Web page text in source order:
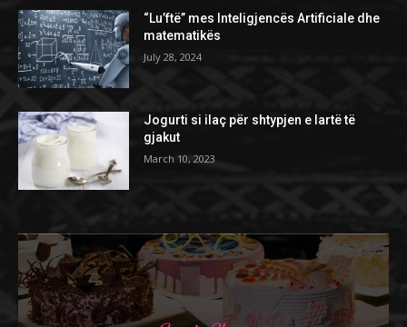
“Lu’ftë” mes Inteligjencës Artificiale dhe
matematikës
July 28, 2024
Jogurti si ilaç për shtypjen e lartë të
gjakut
March 10, 2023